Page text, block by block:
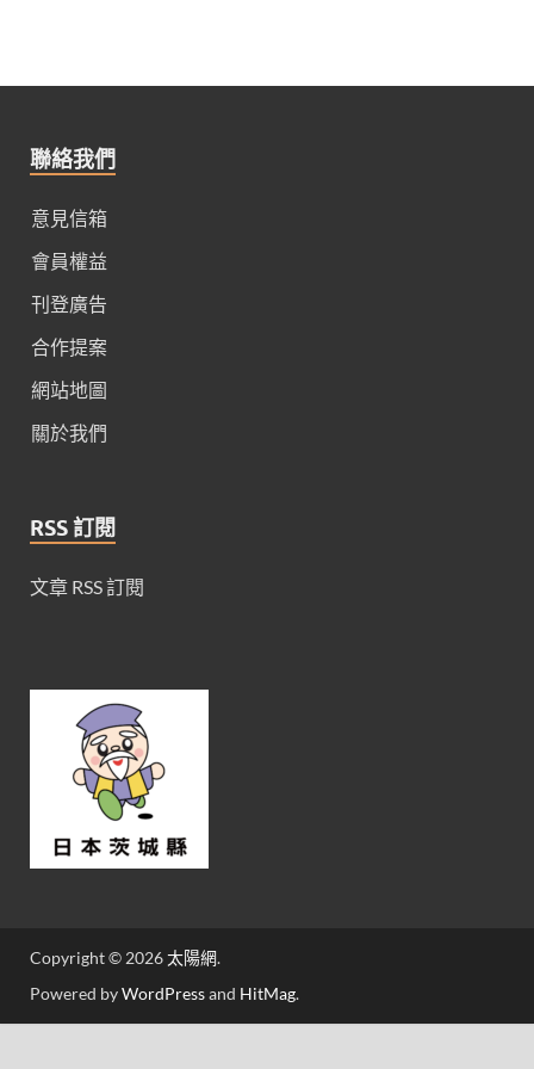
聯絡我們
意見信箱
會員權益
刊登廣告
合作提案
網站地圖
關於我們
RSS 訂閱
文章 RSS 訂閱
Copyright © 2026太陽網.
Powered byWordPressand HitMag.